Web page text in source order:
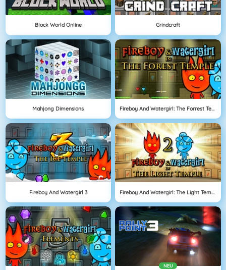
Block World Online Grindcraft
Mahjong Dimensions Fireboy And Watergirl: The Forrest Temple
Fireboy And Watergirl 3 Fireboy And Watergirl: The Light Temple
NEU